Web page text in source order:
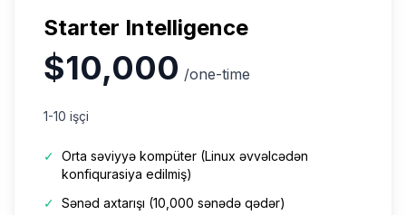
Starter Intelligence
$10,000 /one-time
1-10 işçi
✓ Orta səviyyə kompüter (Linux əvvəlcədən
konfiqurasiya edilmiş)
✓ Sənəd axtarışı (10,000 sənədə qədər)